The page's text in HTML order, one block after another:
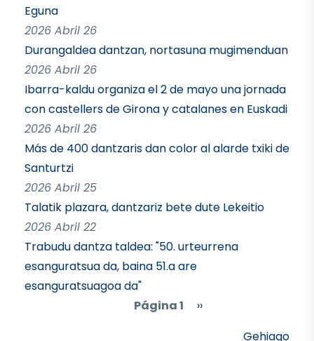
Eguna
2026 Abril 26
Durangaldea dantzan, nortasuna mugimenduan
2026 Abril 26
Ibarra-kaldu organiza el 2 de mayo una jornada
con castellers de Girona y catalanes en Euskadi
2026 Abril 26
Más de 400 dantzaris dan color al alarde txiki de
Santurtzi
2026 Abril 25
Talatik plazara, dantzariz bete dute Lekeitio
2026 Abril 22
Trabudu dantza taldea: "50. urteurrena
esanguratsua da, baina 51.a are
esanguratsuagoa da"
Página 1 Siguiente página
››
Gehiago